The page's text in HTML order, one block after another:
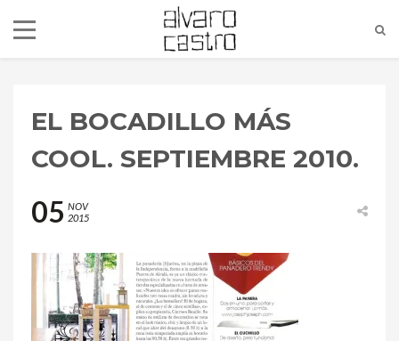
alvaro@alvarocastro.com
EL BOCADILLO MÁS
COOL. SEPTIEMBRE 2010.
05 NOV
2015